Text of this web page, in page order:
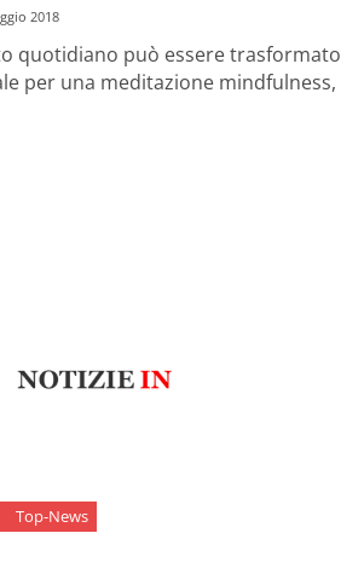
2018
quotidiano può essere trasformato
per una meditazione mindfulness,
Top-News